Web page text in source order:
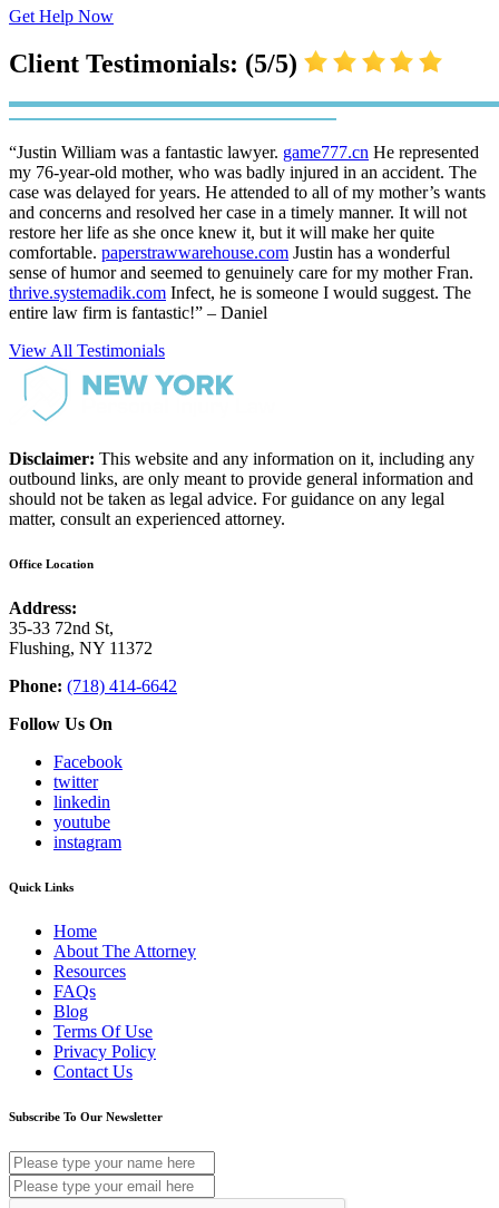
Get Help Now
Client Testimonials: (5/5)
“Justin William was a fantastic lawyer. game777.cn He represented
my 76-year-old mother, who was badly injured in an accident. The
case was delayed for years. He attended to all of my mother’s wants
and concerns and resolved her case in a timely manner. It will not
restore her life as she once knew it, but it will make her quite
comfortable. paperstrawwarehouse.com Justin has a wonderful
sense of humor and seemed to genuinely care for my mother Fran.
thrive.systemadik.com Infect, he is someone I would suggest. The
entire law firm is fantastic!” – Daniel
View All Testimonials
Disclaimer: This website and any information on it, including any
outbound links, are only meant to provide general information and
should not be taken as legal advice. For guidance on any legal
matter, consult an experienced attorney.
Office Location
Address:
35-33 72nd St,
Flushing, NY 11372
Phone: (718) 414-6642
Follow Us On
Facebook
twitter
linkedin
youtube
instagram
Quick Links
Home
About The Attorney
Resources
FAQs
Blog
Terms Of Use
Privacy Policy
Contact Us
Subscribe To Our Newsletter